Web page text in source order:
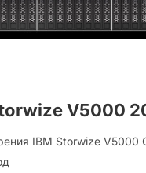
V5000
IBM Storwize V5000